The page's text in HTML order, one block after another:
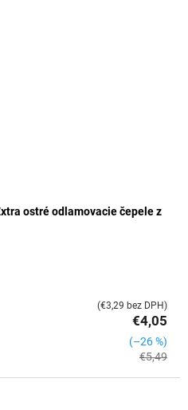
ostré odlamovacie čepele z
€5,49
(–26 %)
€4,05
(€3,29 bez DPH)